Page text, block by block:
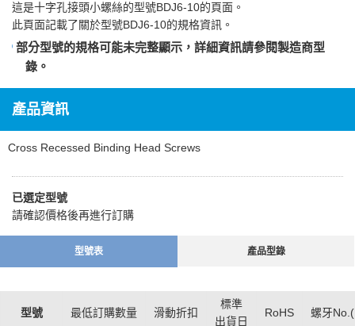
這是十字孔接頭小螺絲的型號BDJ6-10的頁面。
此頁面記載了關於型號BDJ6-10的規格資訊。
部分型號的規格可能未完整顯示，詳細資訊請參閱製造商型
錄 。
產品資訊
Cross Recessed Binding Head Screws
已選定型號
請確認價格後再進行訂購
型號表 產品型錄
型號 最低訂購數量 滑動折扣
標準
出貨日
RoHS 螺牙